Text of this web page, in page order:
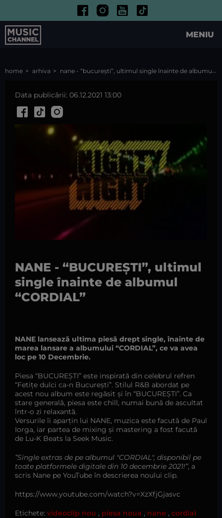
MENIU
home arhiva nane - “bucurești”, ultimul single înainte de albumul “cordial”
Data publicării: 06.12.2021 13:00
NANE - “BUCUREȘTI”, ultimul
single înainte de albumul
“CORDIAL”
NANE lansează ultima piesă drept single, înainte de
marea lansare a albumului “CORDIAL”, ce va avea
loc pe 10 Decembrie.
Piesa “BUCUREȘTI” este inspirată din celebrul refren
“Fetițe dulci ca-n București”. Stilul R&B abordat pe
acest nou album este regăsit și în “BUCUREȘTI”. Ca
stare generală, piesa este chill, numai bună de ascultat
într-o zi relaxantă.
Versurile îi aparțin lui NANE, muzica este facută de Paul
Iorga, iar partea de mixing și mastering a fost facută
de Lu-K Beats la Seek Music.
”Single extras de pe albumul "CORDIAL", disponibil pe
toate platformele digitale din 10 decembrie 2021!”, a
scris Nane pe YouTube în descrierea noului clip.
https://www.youtube.com/watch?v=XzXfjGjasvc
Etichete: videoclip nou , piesa noua , nane , cordial